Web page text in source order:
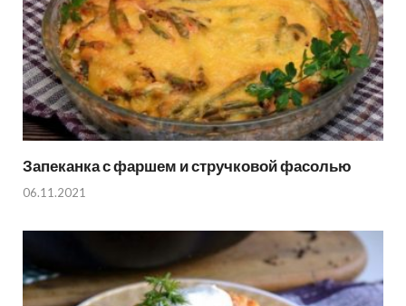
Запеканка с фаршем и стручковой фасолью
06.11.2021